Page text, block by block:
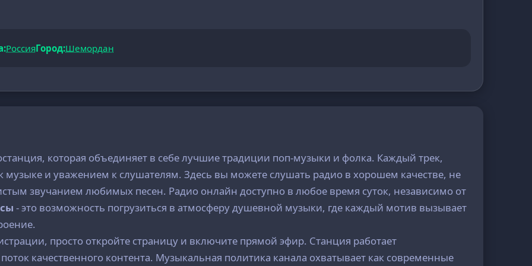
РоссияГород:Шемордан
которая объединяет в себе лучшие традиции поп-музыки и фолка. Каждый трек,
и уважением к слушателям. Здесь вы можете слушать радио в хорошем качестве, не
звучанием любимых песен. Радио онлайн доступно в любое время суток, независимо от
- это возможность погрузиться в атмосферу душевной музыки, где каждый мотив вызывает
просто откройте страницу и включите прямой эфир. Станция работает
качественного контента. Музыкальная политика канала охватывает как современные